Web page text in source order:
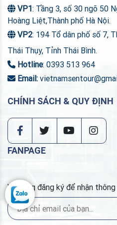
VP1: Tầng 3, số 30 ngõ 50
Hoàng Liệt,Thành phố Hà Nội.
VP2: 194 Tổ dân phố số 7,
Thái Thụy, Tỉnh Thái Bình.
Hotline: 0393 513 964
Email:
CHÍNH SÁCH & QUY ĐỊNH
FANPAGE
Vui lòng đăng ký để nhận